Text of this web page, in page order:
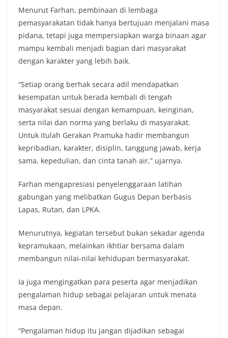
Menurut Farhan, pembinaan di lembaga
pemasyarakatan tidak hanya bertujuan menjalani masa
pidana, tetapi juga mempersiapkan warga binaan agar
mampu kembali menjadi bagian dari masyarakat
dengan karakter yang lebih baik.
“Setiap orang berhak secara adil mendapatkan
kesempatan untuk berada kembali di tengah
masyarakat sesuai dengan kemampuan, keinginan,
serta nilai dan norma yang berlaku di masyarakat.
Untuk itulah Gerakan Pramuka hadir membangun
kepribadian, karakter, disiplin, tanggung jawab, kerja
sama, kepedulian, dan cinta tanah air,” ujarnya.
Farhan mengapresiasi penyelenggaraan latihan
gabungan yang melibatkan Gugus Depan berbasis
Lapas, Rutan, dan LPKA.
Menurutnya, kegiatan tersebut bukan sekadar agenda
kepramukaan, melainkan ikhtiar bersama dalam
membangun nilai-nilai kehidupan bermasyarakat.
Ia juga mengingatkan para peserta agar menjadikan
pengalaman hidup sebagai pelajaran untuk menata
masa depan.
“Pengalaman hidup itu jangan dijadikan sebagai